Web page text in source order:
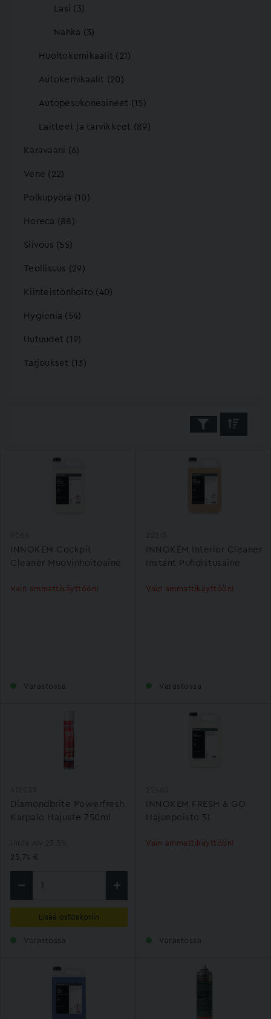
Lasi (3)
Nahka (3)
Huoltokemikaalit (21)
Autokemikaalit (20)
Autopesukoneaineet (15)
Laitteet ja tarvikkeet (89)
Karavaani (6)
Vene (22)
Polkupyörä (10)
Horeca (88)
Siivous (55)
Teollisuus (29)
Kiinteistönhoito (40)
Hygienia (54)
Uutuudet (19)
Tarjoukset (13)
INNOKEM Cockpit
Cleaner Muovinhoitoaine
Varastossa
Vain ammattikäyttöön!
INNOKEM Interior Cleaner
Instant Puhdistusaine
Varastossa
Vain ammattikäyttöön!
Diamondbrite Powerfresh
Karpalo Hajuste 750ml
Varastossa
25,74 €
Lisää ostoskoriin
INNOKEM FRESH & GO
Hajunpoisto 5L
Varastossa
Vain ammattikäyttöön!